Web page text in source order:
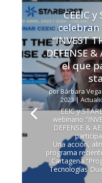
CEEIC y
“INVEST
DEFENSE &
el que
porBárbara
2023|
EEIC y
webinario
DEFENSE &
Una acción,
programa
Cartagena
Tecnologías